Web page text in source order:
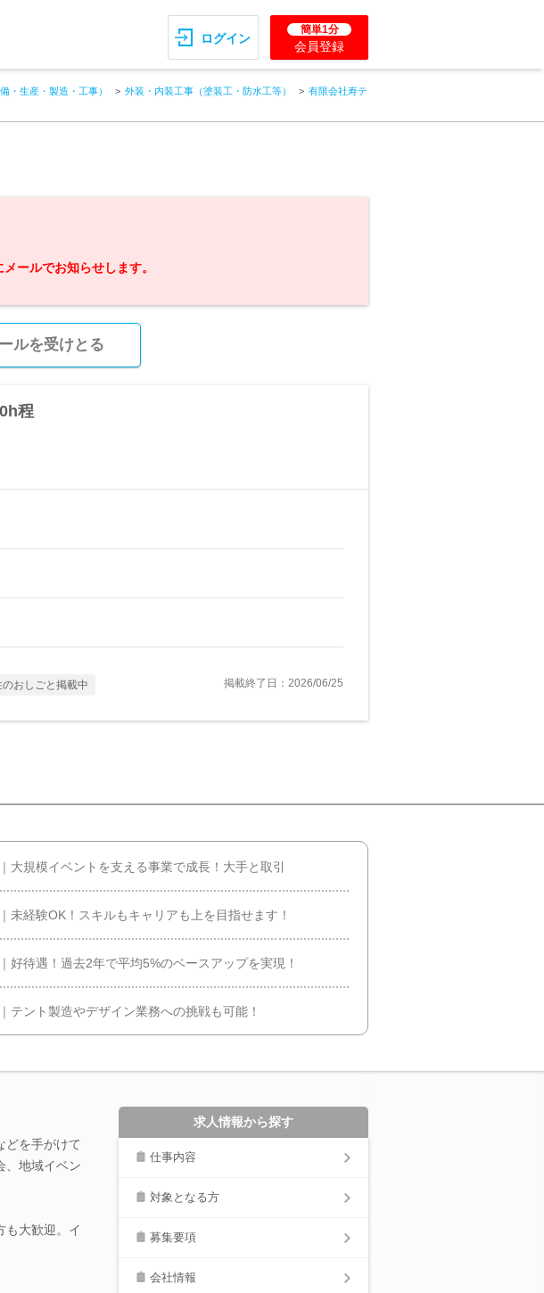
ログイン
簡単1分
会員登録
・生産・製造・工事） 外装・内装工事（塗装工・防水工等）
有限会社寿テ
ールでお知らせします。
ルを受けとる
程
のおしごと掲載中 掲載終了日：2026/06/25
大規模イベントを支える事業で成長！大手と取引
未経験OK！スキルもキャリアも上を目指せます！
好待遇！過去2年で平均5%のベースアップを実現！
テント製造やデザイン業務への挑戦も可能！
どを手がけて
、地域イベン
も大歓迎。イ
求人情報から探す
仕事内容
対象となる方
募集要項
会社情報